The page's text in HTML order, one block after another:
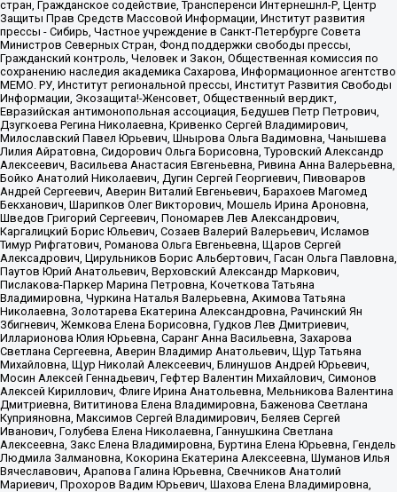
стран, Гражданское содействие, Трансперенси Интернешнл-Р, Центр
Защиты Прав Средств Массовой Информации, Институт развития
прессы - Сибирь, Частное учреждение в Санкт-Петербурге Совета
Министров Северных Стран, Фонд поддержки свободы прессы,
Гражданский контроль, Человек и Закон, Общественная комиссия по
сохранению наследия академика Сахарова, Информационное агентство
МЕМО. РУ, Институт региональной прессы, Институт Развития Свободы
Информации, Экозащита!-Женсовет, Общественный вердикт,
Евразийская антимонопольная ассоциация, Бедушев Петр Петрович,
Дзугкоева Регина Николаевна, Кривенко Сергей Владимирович,
Милославский Павел Юрьевич, Шнырова Ольга Вадимовна, Чанышева
Лилия Айратовна, Сидорович Ольга Борисовна, Туровский Александр
Алексеевич, Васильева Анастасия Евгеньевна, Ривина Анна Валерьевна,
Бойко Анатолий Николаевич, Дугин Сергей Георгиевич, Пивоваров
Андрей Сергеевич, Аверин Виталий Евгеньевич, Барахоев Магомед
Бекханович, Шарипков Олег Викторович, Мошель Ирина Ароновна,
Шведов Григорий Сергеевич, Пономарев Лев Александрович,
Каргалицкий Борис Юльевич, Созаев Валерий Валерьевич, Исламов
Тимур Рифгатович, Романова Ольга Евгеньевна, Щаров Сергей
Алексадрович, Цирульников Борис Альбертович, Гасан Ольга Павловна,
Паутов Юрий Анатольевич, Верховский Александр Маркович,
Пислакова-Паркер Марина Петровна, Кочеткова Татьяна
Владимировна, Чуркина Наталья Валерьевна, Акимова Татьяна
Николаевна, Золотарева Екатерина Александровна, Рачинский Ян
Збигневич, Жемкова Елена Борисовна, Гудков Лев Дмитриевич,
Илларионова Юлия Юрьевна, Саранг Анна Васильевна, Захарова
Светлана Сергеевна, Аверин Владимир Анатольевич, Щур Татьяна
Михайловна, Щур Николай Алексеевич, Блинушов Андрей Юрьевич,
Мосин Алексей Геннадьевич, Гефтер Валентин Михайлович, Симонов
Алексей Кириллович, Флиге Ирина Анатольевна, Мельникова Валентина
Дмитриевна, Вититинова Елена Владимировна, Баженова Светлана
Куприяновна, Максимов Сергей Владимирович, Беляев Сергей
Иванович, Голубева Елена Николаевна, Ганнушкина Светлана
Алексеевна, Закс Елена Владимировна, Буртина Елена Юрьевна, Гендель
Людмила Залмановна, Кокорина Екатерина Алексеевна, Шуманов Илья
Вячеславович, Арапова Галина Юрьевна, Свечников Анатолий
Мариевич, Прохоров Вадим Юрьевич, Шахова Елена Владимировна,